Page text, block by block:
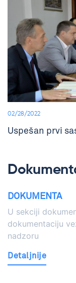
02/28/2022
Uspešan prvi
DOKUMENTA
U sekciji
dokumentaciju
nadzoru
Detaljnije